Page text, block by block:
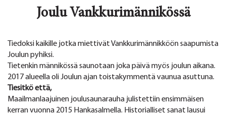
Joulu Vankkurimännikössä
Tiedoksi kaikille jotka miettivät Vankkurimännikköön saapumista
Joulun pyhiksi.
Tietenkin männikössä saunotaan joka päivä myös joulun aikana.
2017 alueella oli Joulun ajan toistakymmentä vaunua asuttuna.
Tiesitkö että,
Maailmanlaajuinen joulusaunarauha julistettiin ensimmäisen
kerran vuonna 2015 Hankasalmella. Historialliset sanat lausui